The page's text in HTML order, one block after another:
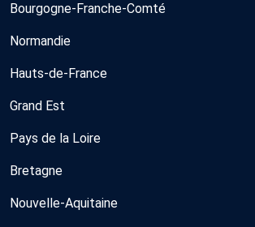
Bourgogne-Franche-Comté
Normandie
Hauts-de-France
Grand Est
Pays de la Loire
Bretagne
Nouvelle-Aquitaine